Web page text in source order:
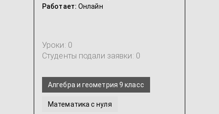
Работает: Онлайн
Уроки: 0
Студенты подали заявки: 0
Алгебра и геометрия 9 класс
Математика с нуля